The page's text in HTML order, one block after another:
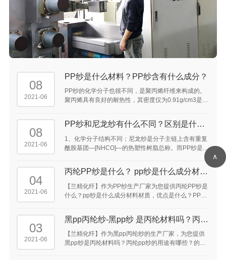
08
2021-06
PP纱是什么材料？PP纱含有什么成分？
PP纱的化学分子也很不同，是聚丙烯纤维来构成的。
聚丙烯具有良好的耐热性，其密度仅为0.91g/cm3是常
可比其他纤维得到的较高的覆盖面积。 ...
08
2021-06
PP纱和尼龙纱有什么不同？区别是什
么？
1、化学分子结构不同；尼龙纱是分子主链上含有重复
酰胺基团—[NHCO]—的热塑性树脂总称。而PP纱是聚
04
2021-06
丙纶PP纱是什么？ pp纱是什么成分材料
材质，优点是什么？ ...
【兰精化纤】作为PP纱生产厂家为您提供丙纶PP纱是
什么？pp纱是什么成分材料材质，优点是什么？PP纱
西，pp纱原材料是什么的答案供大家参考。 ...
03
2021-06
黑pp丙纶纱-黑pp纱 是丙纶材料吗？丙纶
pp纱的用途 有哪些？ ...
【兰精化纤】作为黑pp丙纶纱的生产厂家，为您提供
黑pp纱是丙纶材料吗？丙纶pp纱的用途有哪些？的介
∧